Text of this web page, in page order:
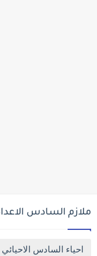
ملازم السادس
احياء السادس الاحيائي